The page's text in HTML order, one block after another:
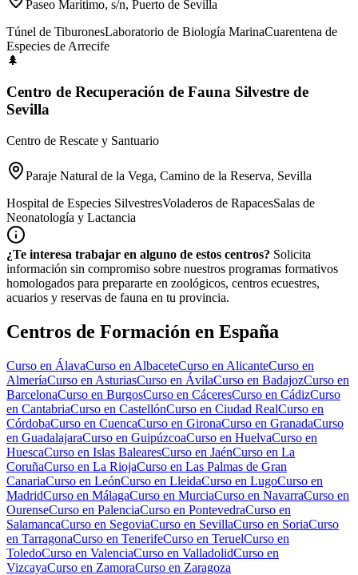
Paseo Marítimo, s/n, Puerto de Sevilla
Túnel de TiburonesLaboratorio de Biología MarinaCuarentena de
Especies de Arrecife
🌲
Centro de Recuperación de Fauna Silvestre de
Sevilla
Centro de Rescate y Santuario
Paraje Natural de la Vega, Camino de la Reserva, Sevilla
Hospital de Especies SilvestresVoladeros de RapacesSalas de
Neonatología y Lactancia
¿Te interesa trabajar en alguno de estos centros? Solicita
información sin compromiso sobre nuestros programas formativos
homologados para prepararte en zoológicos, centros ecuestres,
acuarios y reservas de fauna en tu provincia.
Centros de Formación en España
Curso en ÁlavaCurso en AlbaceteCurso en AlicanteCurso en
AlmeríaCurso en AsturiasCurso en ÁvilaCurso en BadajozCurso en
BarcelonaCurso en BurgosCurso en CáceresCurso en CádizCurso
en CantabriaCurso en CastellónCurso en Ciudad RealCurso en
CórdobaCurso en CuencaCurso en GironaCurso en GranadaCurso
en GuadalajaraCurso en GuipúzcoaCurso en HuelvaCurso en
HuescaCurso en Islas BalearesCurso en JaénCurso en La
CoruñaCurso en La RiojaCurso en Las Palmas de Gran
CanariaCurso en LeónCurso en LleidaCurso en LugoCurso en
MadridCurso en MálagaCurso en MurciaCurso en NavarraCurso en
OurenseCurso en PalenciaCurso en PontevedraCurso en
SalamancaCurso en SegoviaCurso en SevillaCurso en SoriaCurso
en TarragonaCurso en TenerifeCurso en TeruelCurso en
ToledoCurso en ValenciaCurso en ValladolidCurso en
VizcayaCurso en ZamoraCurso en Zaragoza